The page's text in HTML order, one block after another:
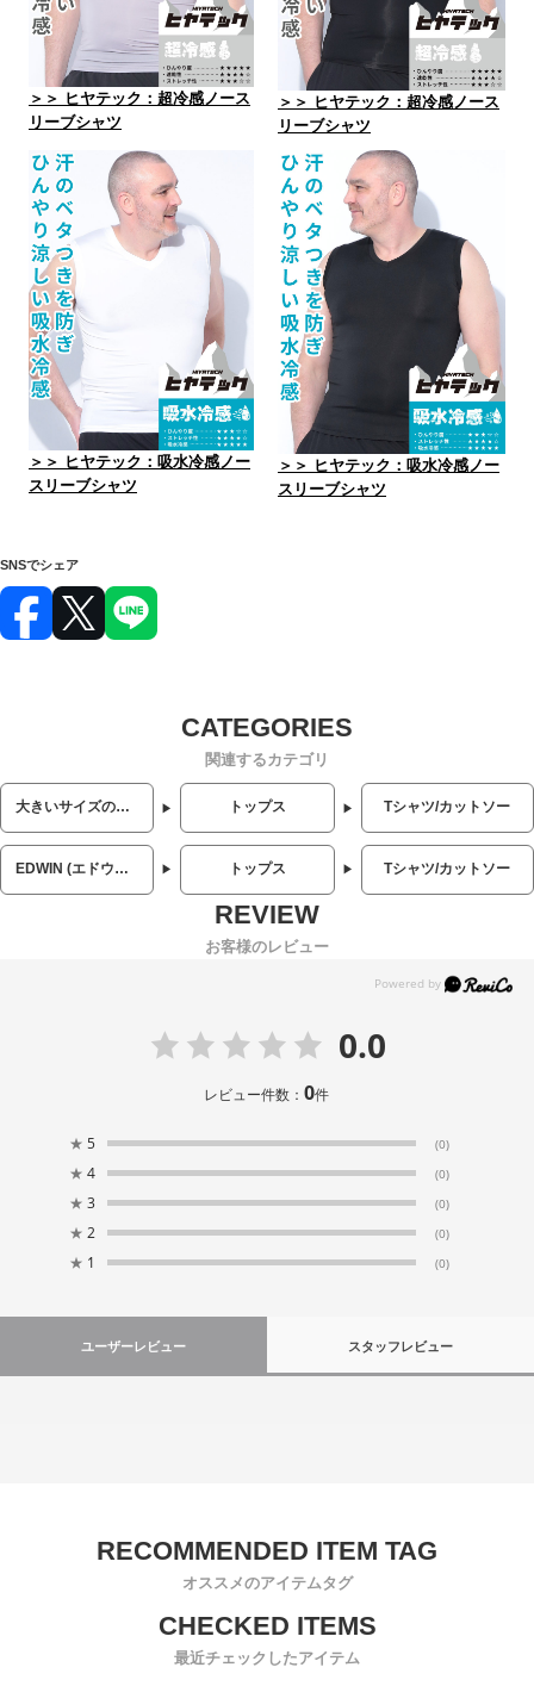
＞＞ ヒヤテック：超冷感ノース
リーブシャツ
＞＞ ヒヤテック：超冷感ノース
リーブシャツ
＞＞ ヒヤテック：吸水冷感ノー
スリーブシャツ
＞＞ ヒヤテック：吸水冷感ノー
スリーブシャツ
SNSでシェア
関連するカテゴリ
大きいサイズのメンズ服 トップス Tシャツ/カットソー
EDWIN (エドウィン) トップス Tシャツ/カットソー
お客様のレビュー
0.0
レビュー件数：0件
★ 5 (0)
★ 4 (0)
★ 3 (0)
★ 2 (0)
★ 1 (0)
ユーザーレビュー スタッフレビュー
オススメのアイテムタグ
最近チェックしたアイテム